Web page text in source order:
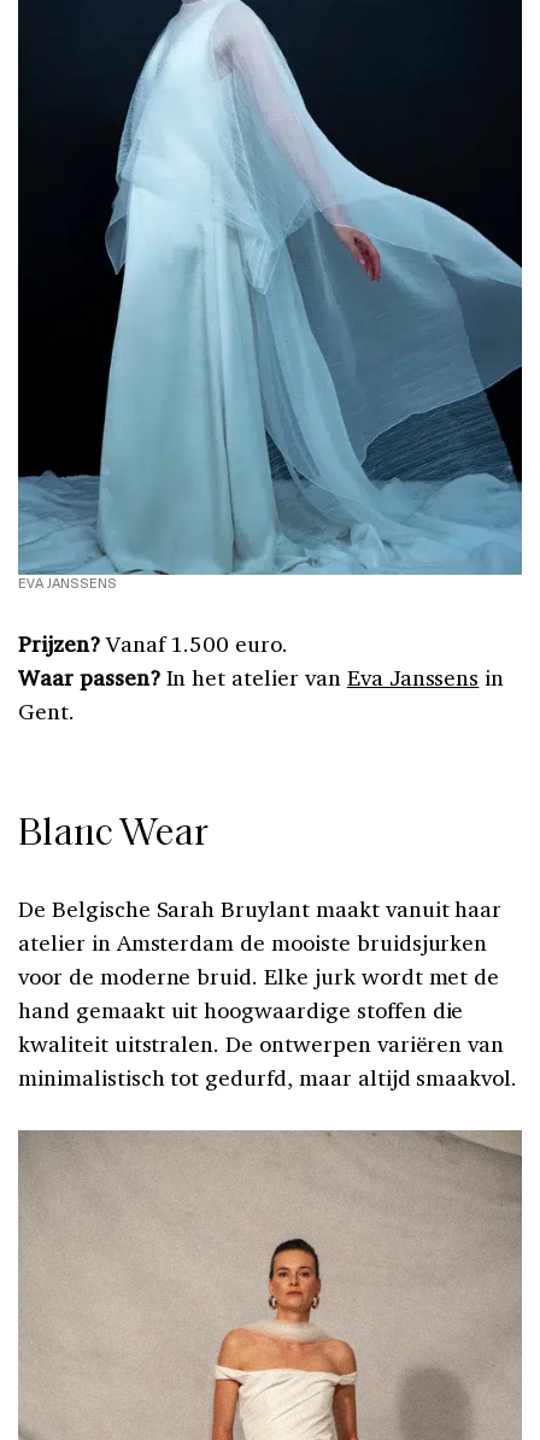
EVA JANSSENS
Prijzen?Vanaf 1.500 euro.
Waar passen? In het atelier van Eva Janssens in
Gent.
Blanc Wear
De Belgische Sarah Bruylant maakt vanuit haar
atelier in Amsterdam de mooiste bruidsjurken
voor de moderne bruid. Elke jurk wordt met de
hand gemaakt uit hoogwaardige stoffen die
kwaliteit uitstralen. De ontwerpen variëren van
minimalistisch tot gedurfd, maar altijd smaakvol.